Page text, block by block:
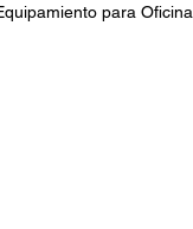
para Oficina